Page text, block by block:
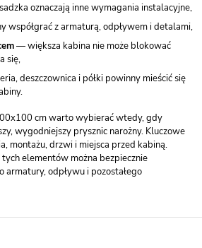
oznaczają inne wymagania instalacyjne,
współgrać z armaturą, odpływem i detalami,
— większa kabina nie może blokować
się,
deszczownica i półki powinny mieścić się
cm warto wybierać wtedy, gdy
wygodniejszy prysznic narożny. Kluczowe
montażu, drzwi i miejsca przed kabiną.
elementów można bezpiecznie
armatury, odpływu i pozostałego